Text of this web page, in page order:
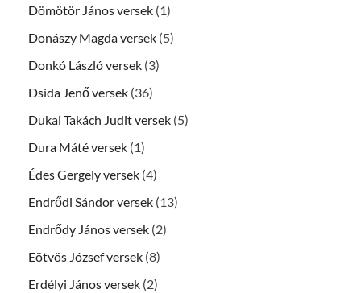
Dömötör János versek (1)
Donászy Magda versek (5)
Donkó László versek (3)
Dsida Jenő versek (36)
Dukai Takách Judit versek (5)
Dura Máté versek (1)
Édes Gergely versek (4)
Endrődi Sándor versek (13)
Endrődy János versek (2)
Eötvös József versek (8)
Erdélyi János versek (2)